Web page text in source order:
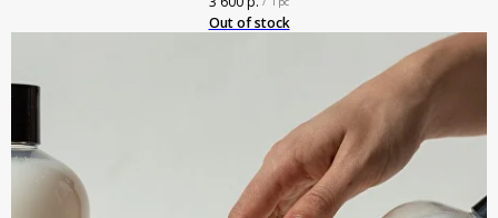
Out of stock